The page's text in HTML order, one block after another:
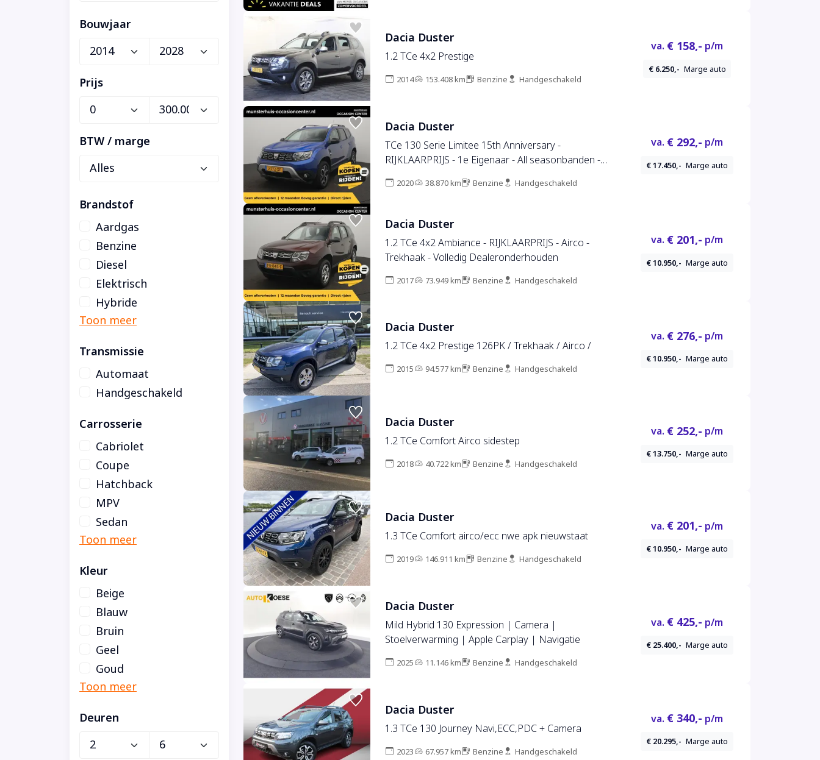
Bouwjaar
Prijs
BTW / marge
Brandstof
Aardgas
Benzine
Diesel
Elektrisch
Hybride
Transmissie
Automaat
Handgeschakeld
Carrosserie
Cabriolet
Coupe
Hatchback
MPV
Sedan
Kleur
Beige
Blauw
Bruin
Geel
Goud
Deuren
Dacia Duster
1.2 TCe 4x2 Prestige
2014 153.408 km Benzine Handgeschakeld
va. € 158,- p/m
€ 6.250,- Marge auto
Dacia Duster
TCe 130 Serie Limitee 15th Anniversary -
RIJKLAARPRIJS - 1e Eigenaar - All seasonbanden -
2020 38.870 km Benzine Handgeschakeld
va. € 292,- p/m
€ 17.450,- Marge auto
Dacia Duster
1.2 TCe 4x2 Ambiance - RIJKLAARPRIJS - Airco -
Trekhaak - Volledig Dealeronderhouden
2017 73.949 km Benzine Handgeschakeld
va. € 201,- p/m
€ 10.950,- Marge auto
Dacia Duster
1.2 TCe 4x2 Prestige 126PK / Trekhaak / Airco /
2015 94.577 km Benzine Handgeschakeld
va. € 276,- p/m
€ 10.950,- Marge auto
Dacia Duster
1.2 TCe Comfort Airco sidestep
2018 40.722 km Benzine Handgeschakeld
va. € 252,- p/m
€ 13.750,- Marge auto
Dacia Duster
1.3 TCe Comfort airco/ecc nwe apk nieuwstaat
2019 146.911 km Benzine Handgeschakeld
va. € 201,- p/m
€ 10.950,- Marge auto
Dacia Duster
Mild Hybrid 130 Expression | Camera |
Stoelverwarming | Apple Carplay | Navigatie
2025 11.146 km Benzine Handgeschakeld
va. € 425,- p/m
€ 25.400,- Marge auto
Dacia Duster
1.3 TCe 130 Journey Navi,ECC,PDC + Camera
2023 67.957 km Benzine Handgeschakeld
va. € 340,- p/m
€ 20.295,- Marge auto